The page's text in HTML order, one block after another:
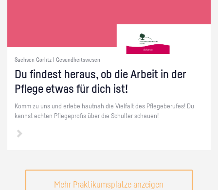
Sachsen Görlitz | Gesundheitswesen
Du fin­dest her­aus, ob die Ar­beit in der
Pfle­ge etwas für dich ist!
Komm zu uns und er­le­be haut­nah die Viel­falt des Pfle­ge­be­ru­fes! Du
kannst ech­ten Pfle­ge­pro­fis über die Schul­ter schau­en!
Mehr Praktikumsplätze anzeigen